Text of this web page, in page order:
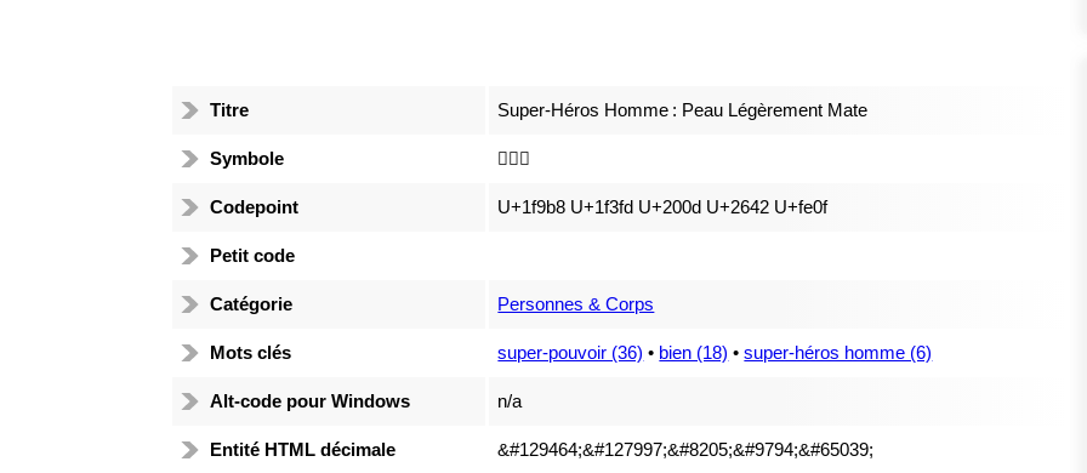
Titre Super-Héros Homme : Peau Légèrement Mate
Symbole 🦸🏽‍♂️
Codepoint U+1f9b8 U+1f3fd U+200d U+2642 U+fe0f
Petit code
Catégorie Personnes & Corps
Mots clés super-pouvoir (36) • bien (18) •super-héros homme (6)
Alt-code pour Windows n/a
Entité HTML décimale &#129464;&#127997;&#8205;&#9794;&#65039;